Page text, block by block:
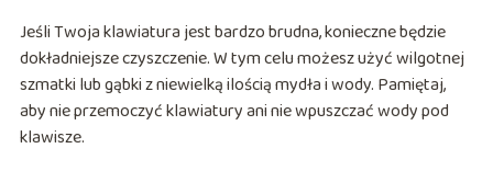
Jeśli Twoja klawiatura jest bardzo brudna, konieczne będzie
dokładniejsze czyszczenie. W tym celu możesz użyć wilgotnej
szmatki lub gąbki z niewielką ilością mydła i wody. Pamiętaj,
aby nie przemoczyć klawiatury ani nie wpuszczać wody pod
klawisze.